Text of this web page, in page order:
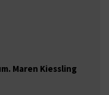
Maren Kiessling